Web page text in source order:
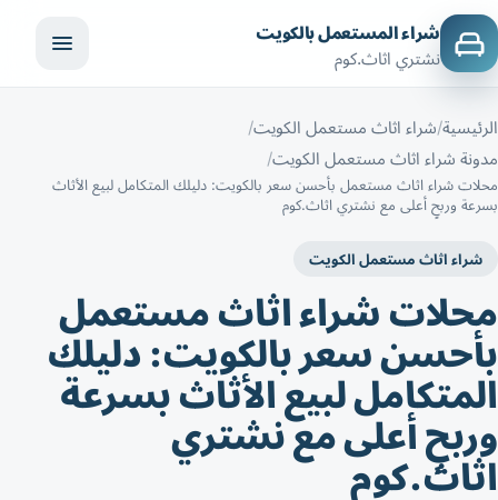
شراء المستعمل بالكويت
نشتري اثاث.كوم
الرئيسية شراء اثاث مستعمل الكويت
مدونة شراء اثاث مستعمل الكويت
محلات شراء اثاث مستعمل بأحسن سعر بالكويت: دليلك المتكامل لبيع الأثاث
بسرعة وربحٍ أعلى مع نشتري اثاث.كوم
شراء اثاث مستعمل الكويت
محلات شراء اثاث مستعمل
بأحسن سعر بالكويت: دليلك
المتكامل لبيع الأثاث بسرعة
وربحٍ أعلى مع نشتري
اثاث.كوم